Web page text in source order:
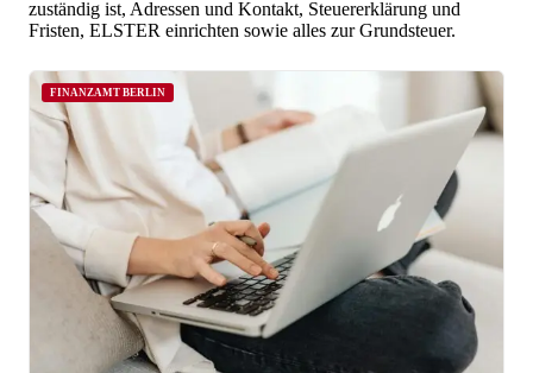
zuständig ist, Adressen und Kontakt, Steuererklärung und
Fristen, ELSTER einrichten sowie alles zur Grundsteuer.
FINANZAMT BERLIN